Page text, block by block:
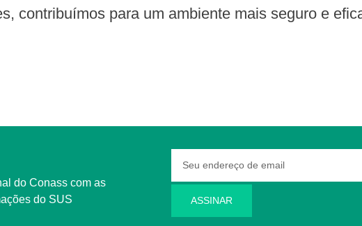
contribuímos para um ambiente mais seguro e
do SUS
ASSINAR